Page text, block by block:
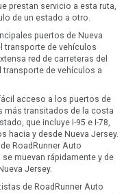
prestan servicio a esta ruta,
de un estado a otro.
puertos de Nueva
transporte de vehículos
red de carreteras del
transporte de vehículos a
acceso a los puertos de
más transitados de la costa
que incluye I-95 e I-78,
hacia y desde Nueva Jersey.
RoadRunner Auto
muevan rápidamente y de
Jersey.
de RoadRunner Auto